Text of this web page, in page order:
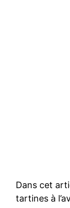
Dans cet
tartines à